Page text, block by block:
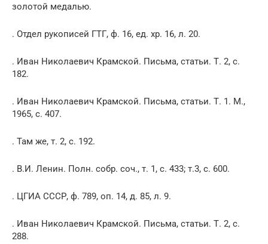
золотой медалью.
. Отдел рукописей ГТГ, ф. 16, ед. хр. 16, л. 20.
. Иван Николаевич Крамской. Письма, статьи. Т. 2, с.
182.
. Иван Николаевич Крамской. Письма, статьи. Т. 1. М.,
1965, с. 407.
. Там же, т. 2, с. 192.
. В.И. Ленин. Полн. собр. соч., т. 1, с. 433; т.3, с. 600.
. ЦГИА СССР, ф. 789, оп. 14, д. 85, л. 9.
. Иван Николаевич Крамской. Письма, статьи. Т. 2, с.
288.